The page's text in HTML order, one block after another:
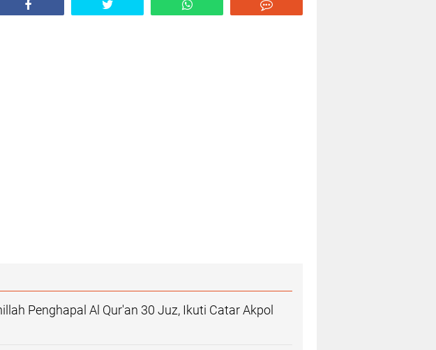
Penghapal Al Qur'an 30 Juz, Ikuti Catar Akpol